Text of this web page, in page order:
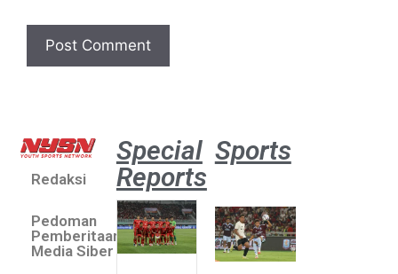
Redaksi
Pedoman
Pemberitaan
Media Siber
Special
Reports
Sports